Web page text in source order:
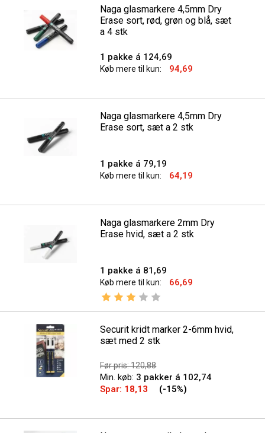
Naga glasmarkere 4,5mm Dry
Erase sort, rød, grøn og blå, sæt
a 4 stk
1 pakke á 124,69
Køb mere til kun: 94,69
Naga glasmarkere 4,5mm Dry
Erase sort, sæt a 2 stk
1 pakke á 79,19
Køb mere til kun: 64,19
Naga glasmarkere 2mm Dry
Erase hvid, sæt a 2 stk
1 pakke á 81,69
Køb mere til kun: 66,69
Vurdering:
Securit kridt marker 2-6mm hvid,
sæt med 2 stk
Før pris: 120,88
Min. køb: 3 pakker á 102,74
Spar: 18,13 (-15%)